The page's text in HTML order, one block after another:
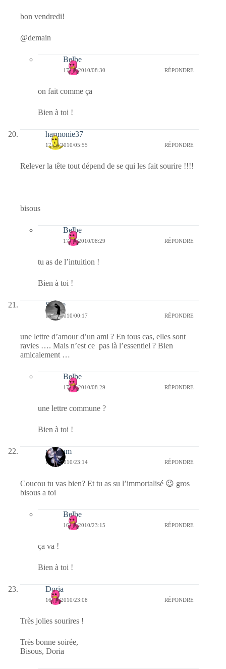
bon vendredi!
@demain
Belbe
17/09/2010/08:30 RÉPONDRE
on fait comme ça
Bien à toi !
harmonie37
17/09/2010/05:55 RÉPONDRE
Relever la tête tout dépend de se qui les fait sourire !!!!
bisous
Belbe
17/09/2010/08:29 RÉPONDRE
tu as de l’intuition !
Bien à toi !
Sylvie
17/09/2010/00:17 RÉPONDRE
une lettre d’amour d’un ami ? En tous cas, elles sont
ravies …. Mais n’est ce pas là l’essentiel ? Bien
amicalement …
Belbe
17/09/2010/08:29 RÉPONDRE
une lettre commune ?
Bien à toi !
magsam
16/09/2010/23:14 RÉPONDRE
Coucou tu vas bien? Et tu as su l’immortalisé 😉 gros
bisous a toi
Belbe
16/09/2010/23:15 RÉPONDRE
ça va !
Bien à toi !
Doria
16/09/2010/23:08 RÉPONDRE
Très jolies sourires !
Très bonne soirée,
Bisous, Doria